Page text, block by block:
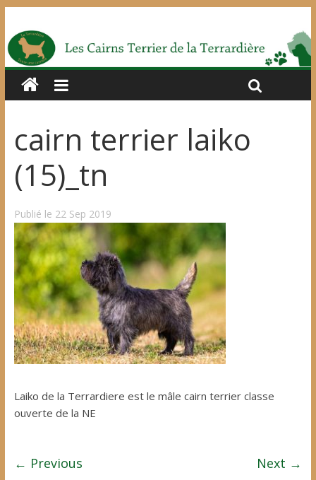
cairn terrier laiko
(15)_tn
Publié le 22 Sep 2019
Laiko de la Terrardiere est le mâle cairn terrier classe
ouverte de la NE
← Previous Next →